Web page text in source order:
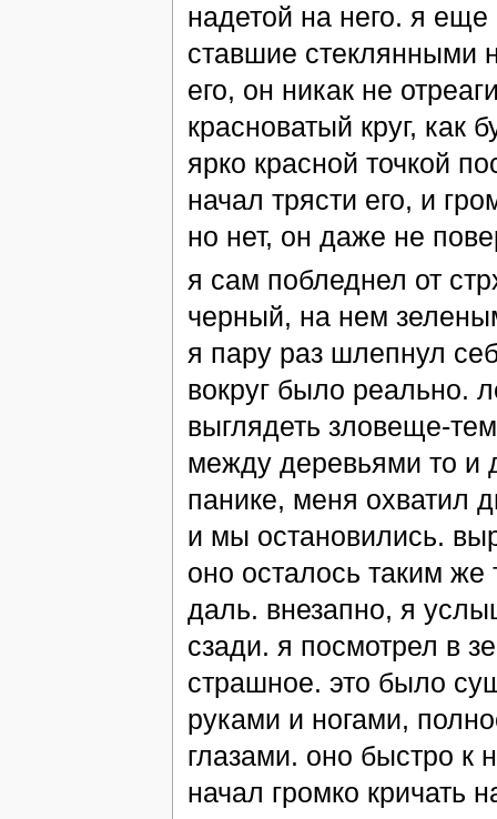
надетой на него. я еще
ставшие стеклянными
его, он никак не
красноватый круг, как
ярко красной точкой
начал трясти его, и
но нет, он даже не
я сам побледнел от
черный, на нем
я пару раз шлепнул
вокруг было реально.
выглядеть зловеще-
между деревьями то и
панике, меня охватил
и мы остановились.
оно осталось таким же
даль. внезапно, я
сзади. я посмотрел в
страшное. это было
руками и ногами,
глазами. оно быстро к
начал громко кричать